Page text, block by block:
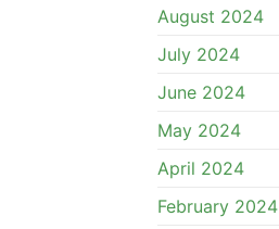
August 2024
July 2024
June 2024
May 2024
April 2024
February 2024